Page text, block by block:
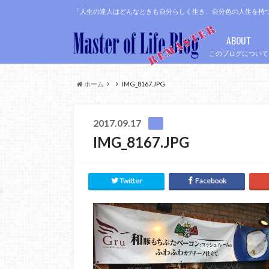
「人生の達人はどんなときも自分らしく生き、自分色の人生を持
このブログについて
ABOUT
ホーム IMG_8167.JPG
2017.09.17
IMG_8167.JPG
Twitter Facebook